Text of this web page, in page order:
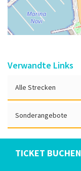
Verwandte Links
Alle Strecken
Sonderangebote
TICKET BUCHEN